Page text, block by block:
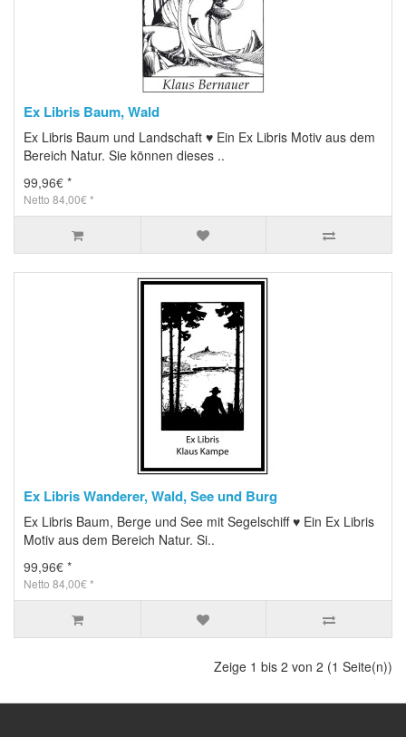
Ex Libris Baum, Wald
Ex Libris Baum und Landschaft ♥ Ein Ex Libris Motiv aus dem
Bereich Natur. Sie können dieses ..
99,96€ *
Netto 84,00€ *
Ex Libris Wanderer, Wald, See und Burg
Ex Libris Baum, Berge und See mit Segelschiff ♥ Ein Ex Libris
Motiv aus dem Bereich Natur. Si..
99,96€ *
Netto 84,00€ *
Zeige 1 bis 2 von 2 (1 Seite(n))